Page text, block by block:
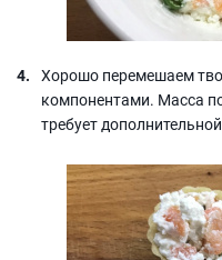
Хорошо перемешаем
компонентами. Масса
требует